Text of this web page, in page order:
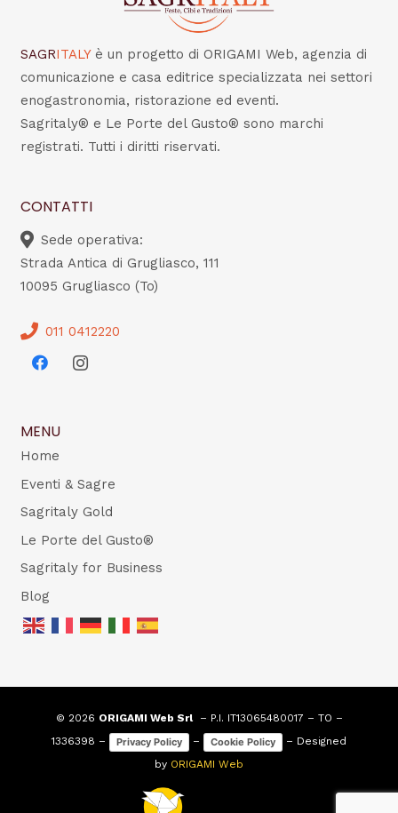
SAGRITALY è un progetto di ORIGAMI Web, agenzia di
comunicazione e casa editrice specializzata nei settori
enogastronomia, ristorazione ed eventi.
Sagritaly® e Le Porte del Gusto® sono marchi
registrati. Tutti i diritti riservati.
CONTATTI
Sede operativa:
Strada Antica di Grugliasco, 111
10095 Grugliasco (To)
011 0412220
MENU
Home
Eventi & Sagre
Sagritaly Gold
Le Porte del Gusto®
Sagritaly for Business
Blog
© 2026 ORIGAMI Web Srl– P.I. IT13065480017 – TO –
1336398 –
Privacy Policy – Cookie Policy
– Designed
by ORIGAMI Web